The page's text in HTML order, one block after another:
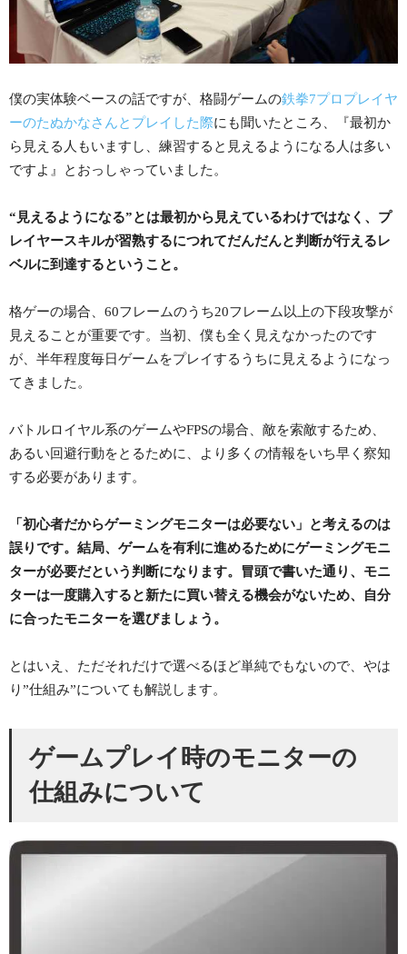
僕の実体験ベースの話ですが、格闘ゲームの鉄拳7プロプレイヤ
ーのたぬかなさんとプレイした際にも聞いたところ、『最初か
ら見える人もいますし、練習すると見えるようになる人は多い
ですよ』とおっしゃっていました。
“見えるようになる”とは最初から見えているわけではなく、プ
レイヤースキルが習熟するにつれてだんだんと判断が行えるレ
ベルに到達するということ。
格ゲーの場合、60フレームのうち20フレーム以上の下段攻撃が
見えることが重要です。当初、僕も全く見えなかったのです
が、半年程度毎日ゲームをプレイするうちに見えるようになっ
てきました。
バトルロイヤル系のゲームやFPSの場合、敵を索敵するため、
あるい回避行動をとるために、より多くの情報をいち早く察知
する必要があります。
「初心者だからゲーミングモニターは必要ない」と考えるのは
誤りです。結局、ゲームを有利に進めるためにゲーミングモニ
ターが必要だという判断になります。冒頭で書いた通り、モニ
ターは一度購入すると新たに買い替える機会がないため、自分
に合ったモニターを選びましょう。
とはいえ、ただそれだけで選べるほど単純でもないので、やは
り”仕組み”についても解説します。
ゲームプレイ時のモニターの
仕組みについて